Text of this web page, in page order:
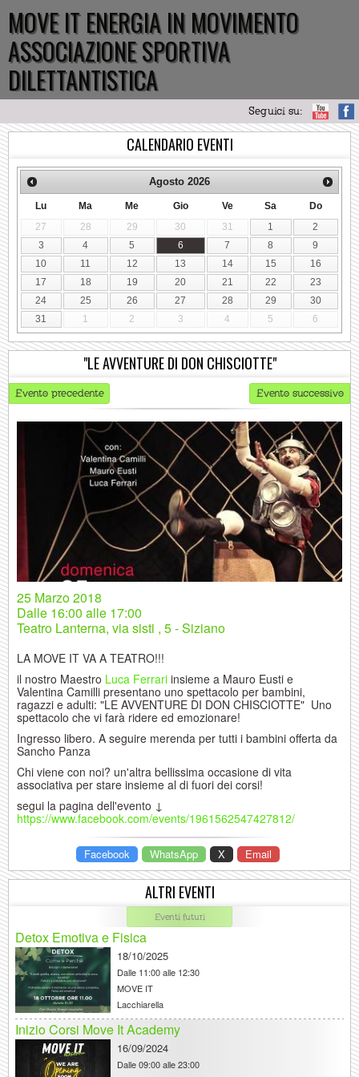
MOVE IT ENERGIA IN MOVIMENTO
ASSOCIAZIONE SPORTIVA
DILETTANTISTICA
Seguici su:
CALENDARIO EVENTI
Agosto 2026
Lu Ma Me Gio Ve Sa
Do
27
28 29 30 31 1
2
3
4 5 6 7 8
9
10
11 12 13 14 15
16
17
18 19 20 21 22
23
24
25 26 27 28 29
30
31
1 2 3 4 5 6
"LE AVVENTURE DI DON CHISCIOTTE"
Evento precedente Evento successivo
25 Marzo 2018
Dalle 16:00 alle 17:00
Teatro Lanterna, via sisti , 5 - Siziano
LA MOVE IT VA A TEATRO!!!
il nostro Maestro Luca Ferrari insieme a Mauro Eusti e
Valentina Camilli presentano uno spettacolo per bambini,
ragazzi e adulti: "LE AVVENTURE DI DON CHISCIOTTE" Uno
spettacolo che vi farà ridere ed emozionare!
Ingresso libero. A seguire merenda per tutti i bambini offerta da
Sancho Panza
Chi viene con noi? un'altra bellissima occasione di vita
associativa per stare insieme al di fuori dei corsi!
segui la pagina dell'evento ↓
https://www.facebook.com/events/1961562547427812/
Facebook WhatsApp X Email
ALTRI EVENTI
Detox Emotiva e Fisica
18/10/2025
Dalle 11:00 alle 12:30
MOVE IT
Lacchiarella
Inizio Corsi Move It Academy
16/09/2024
Dalle09:00 alle 23:00
Eventi futuri